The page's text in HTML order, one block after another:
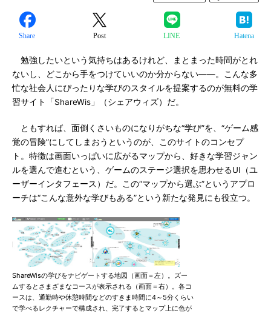
Share Post LINE Hatena
勉強したいという気持ちはあるけれど、まとまった時間がとれ
ないし、どこから手をつけていいのか分からない――。こんな多
忙な社会人にぴったりな学びのスタイルを提案するのが無料の学
習サイト「ShareWis」（シェアウィズ）だ。
ともすれば、面倒くさいものになりがちな“学び”を、“ゲーム感
覚の冒険”にしてしまおうというのが、このサイトのコンセプ
ト。特徴は画面いっぱいに広がるマップから、好きな学習ジャン
ルを選んで進むという、ゲームのステージ選択を思わせるUI（ユ
ーザーインタフェース）だ。この“マップから選ぶ”というアプロ
ーチは“こんな意外な学びもある”という新たな発見にも役立つ。
ShareWisの学びをナビゲートする地図（画面＝左）。ズー
ムするとさまざまなコースが表示される（画面＝右）。各コ
ースは、通勤時や休憩時間などのすきま時間に4～5分くらい
で学べるレクチャーで構成され、完了するとマップ上に色が